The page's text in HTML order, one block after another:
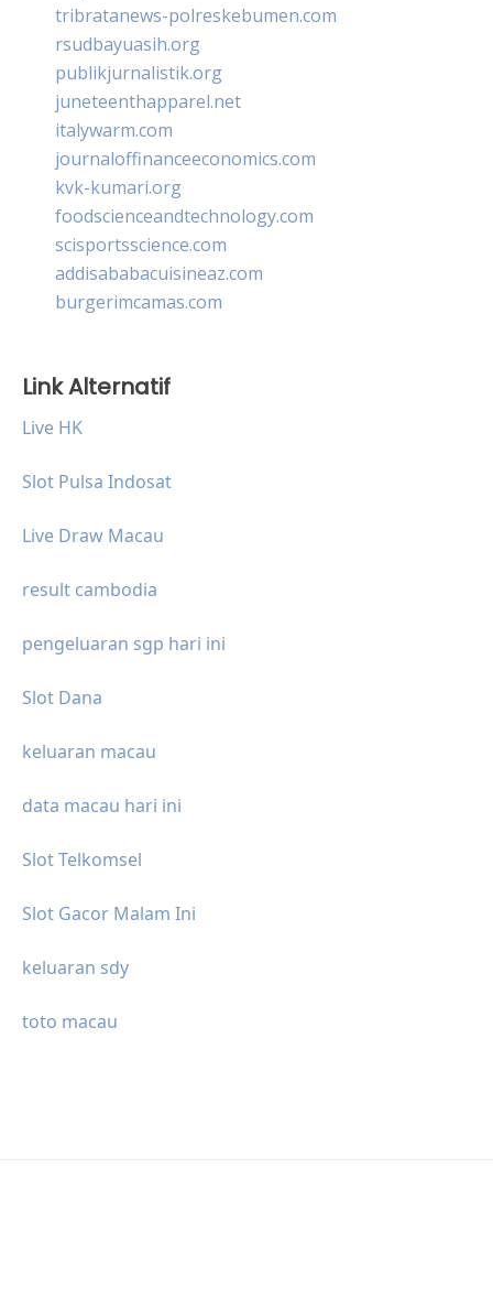
tribratanews-polreskebumen.com
rsudbayuasih.org
publikjurnalistik.org
juneteenthapparel.net
italywarm.com
journaloffinanceeconomics.com
kvk-kumari.org
foodscienceandtechnology.com
scisportsscience.com
addisababacuisineaz.com
burgerimcamas.com
Link Alternatif
Live HK
Slot Pulsa Indosat
Live Draw Macau
result cambodia
pengeluaran sgp hari ini
Slot Dana
keluaran macau
data macau hari ini
Slot Telkomsel
Slot Gacor Malam Ini
keluaran sdy
toto macau